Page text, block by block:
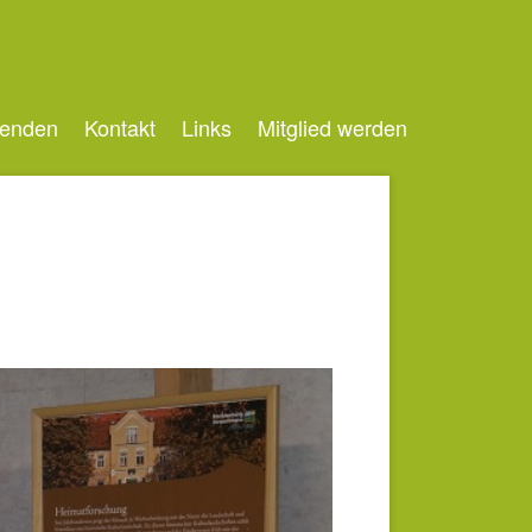
Kontakt Links Mitglied werden